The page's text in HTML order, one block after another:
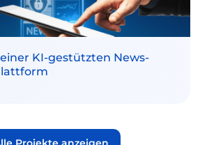
KI-gestützten News-